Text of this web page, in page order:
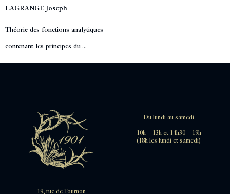
LAGRANGE Joseph
Théorie des fonctions analytiques
contenant les principes du ...
Du lundi au samedi
10h – 13h et 14h30 – 19h
(18h les lundi et samedi)
19, rue de Tournon